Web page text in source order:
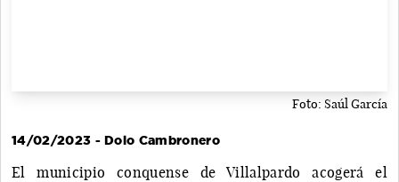
Foto: Saúl García
14/02/2023 - Dolo Cambronero
El municipio conquense de Villalpardo acogerá el